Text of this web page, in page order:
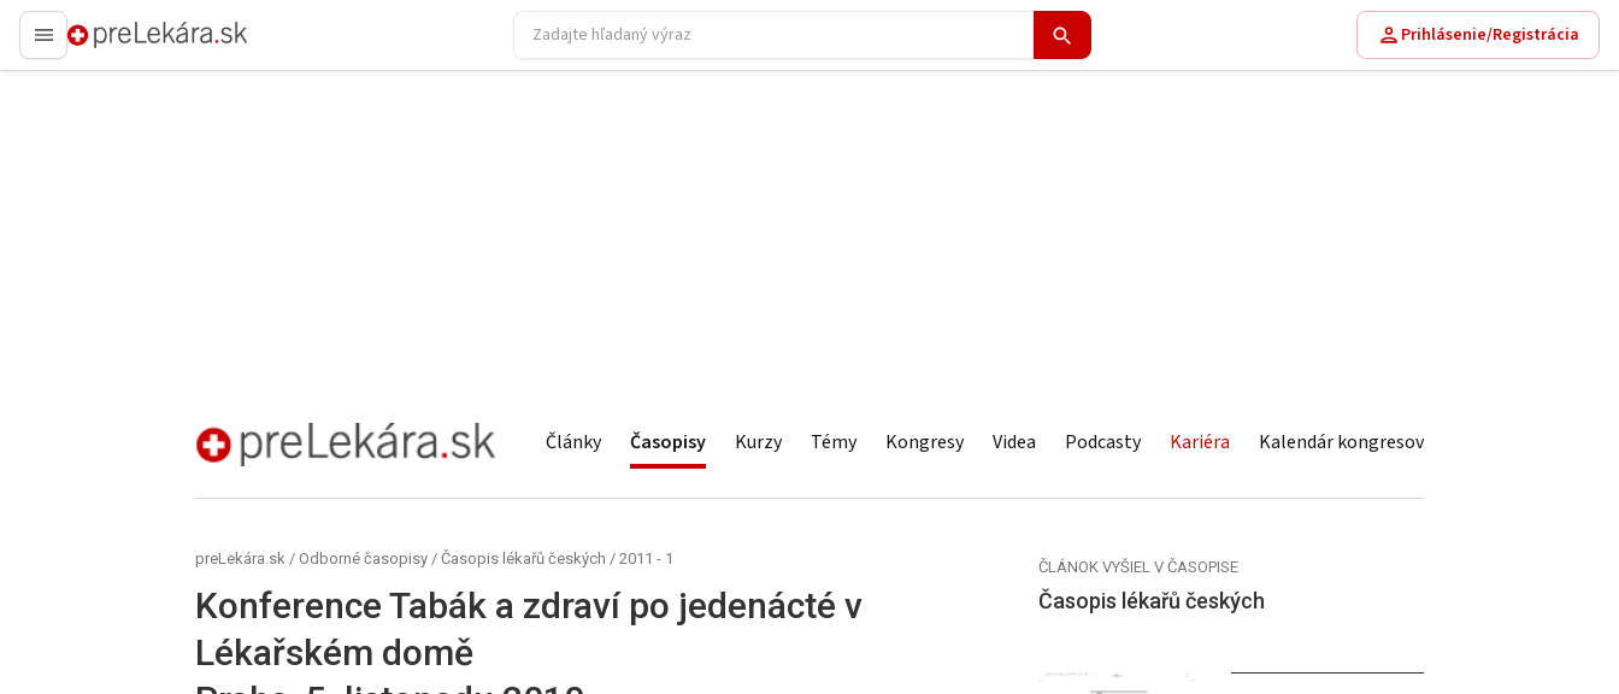
preLekára.sk
Prihlásenie/Registrácia
preLekára.sk Články Časopisy Kurzy Témy Kongresy Videa Podcasty Kariéra Kalendár kongresov
preLekára.sk / Odborné časopisy / Časopis lékařů českých / 2011 - 1
Konference Tabák a zdraví po jedenácté v
Lékařském domě
ČLÁNOK VYŠIEL V ČASOPISE
Časopis lékařů českých